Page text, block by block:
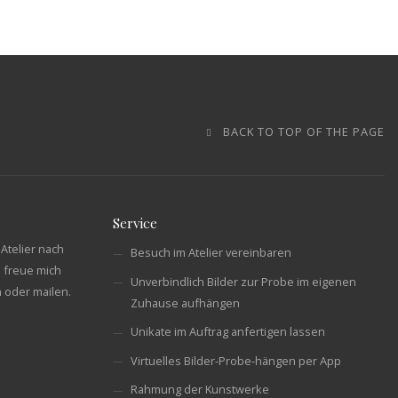
BACK TO TOP OF THE PAGE
nach
freue mich
mailen.
Service
Besuch im Atelier vereinbaren
Unverbindlich Bilder zur Probe im eigenen
Zuhause aufhängen
Unikate im Auftrag anfertigen lassen
Virtuelles Bilder-Probe-hängen per App
Rahmung der Kunstwerke